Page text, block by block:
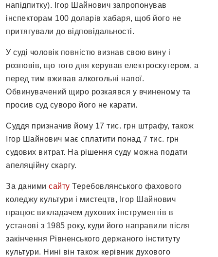
напідпитку). Ігор Шайнович запропонував
інспекторам 100 доларів хабаря, щоб його не
притягували до відповідальності.
У суді чоловік повністю визнав свою вину і
розповів, що того дня керував електроскутером, а
перед тим вживав алкогольні напої.
Обвинувачений щиро розкаявся у вчиненому та
просив суд суворо його не карати.
Суддя призначив йому 17 тис. грн штрафу, також
Ігор Шайнович має сплатити понад 7 тис. грн
судових витрат. На рішення суду можна подати
апеляційну скаргу.
За даними сайту Теребовлянського фахового
коледжу культури і мистецтв, Ігор Шайнович
працює викладачем духових інструментів в
установі з 1985 року, куди його направили після
закінчення Рівненського держаного інституту
культури. Нині він також керівник духового